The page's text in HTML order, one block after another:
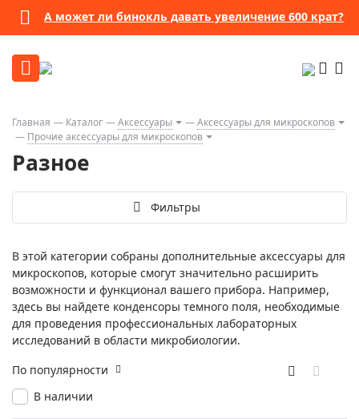
А может ли бинокль давать увеличение 600 крат?
Главная Каталог Аксессуары
Аксессуары для микроскопов
Прочие аксессуары для микроскопов
Разное
Фильтры
В этой категории собраны дополнительные аксессуары для
микроскопов, которые смогут значительно расширить
возможности и функционал вашего прибора. Например,
здесь вы найдете конденсоры темного поля, необходимые
для проведения профессиональных лабораторных
исследований в области микробиологии.
В наличии
По популярности